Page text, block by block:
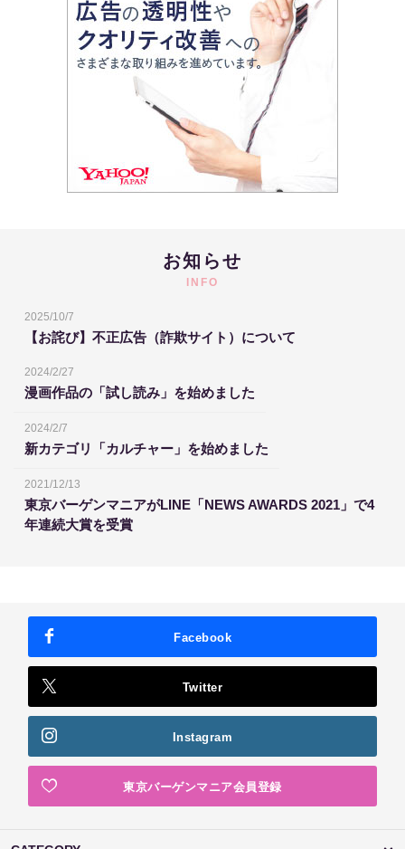
お知らせ
INFO
2025/10/7
【お詫び】不正広告（詐欺サイト）について
2024/2/27
漫画作品の「試し読み」を始めました
2024/2/7
新カテゴリ「カルチャー」を始めました
2021/12/13
東京バーゲンマニアがLINE「NEWS AWARDS 2021」で4
年連続大賞を受賞
Facebook
Twitter
Instagram
東京バーゲンマニア会員登録